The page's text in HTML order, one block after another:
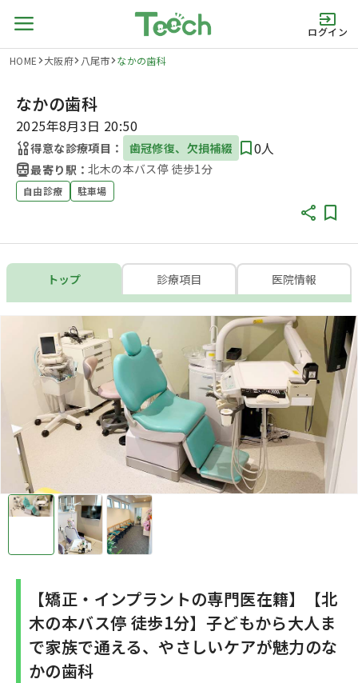
ログイン
HOME 大阪府 八尾市 なかの歯科
なかの歯科
2025年8月3日 20:50
得意な診療項目： 歯冠修復、欠損補綴 0人
最寄り駅：北木の本バス停 徒歩1分
自由診療 駐車場
トップ 診療項目 医院情報
【矯正・インプラントの専門医在籍】【北
木の本バス停 徒歩1分】子どもから大人ま
で家族で通える、やさしいケアが魅力のな
かの歯科